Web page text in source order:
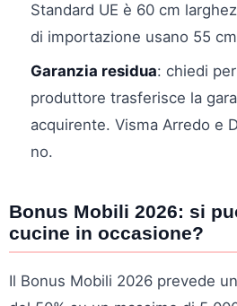
Standard UE è 60 cm
di importazione usano 55
Garanzia residua: chiedi
produttore trasferisce la
acquirente. Visma Arredo e
no.
Bonus Mobili 2026: si
cucine in occasione?
Il Bonus Mobili 2026 prevede